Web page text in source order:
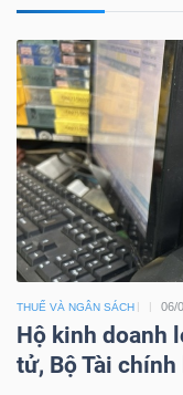
THUẾ VÀ NGÂN SÁCH 06/
Hộ kinh doanh
tử, Bộ Tài